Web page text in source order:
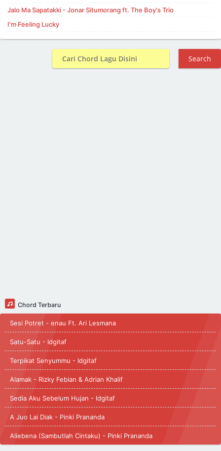
Jalo Ma Sapatakki - Jonar Situmorang ft. The Boy's Trio
I'm Feeling Lucky
Search
Chord Terbaru
Sesi Potret - enau Ft. Ari Lesmana
Satu-Satu - Idgitaf
Terpikat Senyummu - Idgitaf
Alamak - Rizky Febian & Adrian Khalif
Sedia Aku Sebelum Hujan - Idgitaf
A Juo Lai Diak - Pinki Prananda
Aliebena (Sambutlah Cintaku) - Pinki Prananda